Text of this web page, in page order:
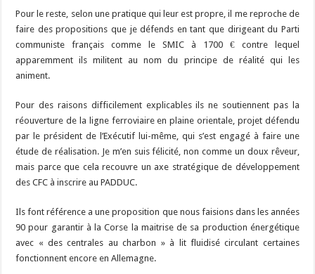
Pour le reste, selon une pratique qui leur est propre, il me reproche de
faire des propositions que je défends en tant que dirigeant du Parti
communiste français comme le SMIC à 1700 € contre lequel
apparemment ils militent au nom du principe de réalité qui les
animent.
Pour des raisons difficilement explicables ils ne soutiennent pas la
réouverture de la ligne ferroviaire en plaine orientale, projet défendu
par le président de l’Exécutif lui-même, qui s’est engagé à faire une
étude de réalisation. Je m’en suis félicité, non comme un doux rêveur,
mais parce que cela recouvre un axe stratégique de développement
des CFC à inscrire au PADDUC.
Ils font référence a une proposition que nous faisions dans les années
90 pour garantir à la Corse la maitrise de sa production énergétique
avec « des centrales au charbon » à lit fluidisé circulant certaines
fonctionnent encore en Allemagne.